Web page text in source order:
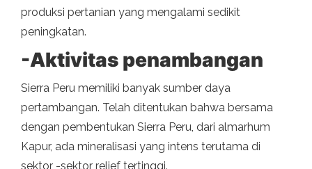
produksi pertanian yang mengalami sedikit
peningkatan.
-Aktivitas penambangan
Sierra Peru memiliki banyak sumber daya
pertambangan. Telah ditentukan bahwa bersama
dengan pembentukan Sierra Peru, dari almarhum
Kapur, ada mineralisasi yang intens terutama di
sektor -sektor relief tertinggi.